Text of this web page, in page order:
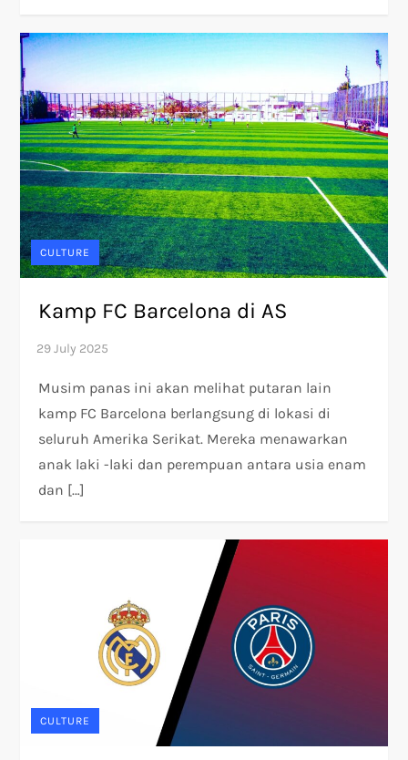
CULTURE
Kamp FC Barcelona di AS
Musim panas ini akan melihat putaran lain
kamp FC Barcelona berlangsung di lokasi di
seluruh Amerika Serikat. Mereka menawarkan
anak laki -laki dan perempuan antara usia enam
dan […]
CULTURE